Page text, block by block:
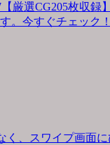
厳選CG205枚収録
今すぐチェック！
、スワイプ画面